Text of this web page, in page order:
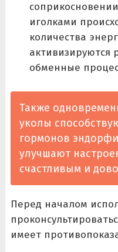
иголками
количества
активизируются
обменные
Также
уколы
гормонов
улучшают
счастливым и
Перед началом
имеет